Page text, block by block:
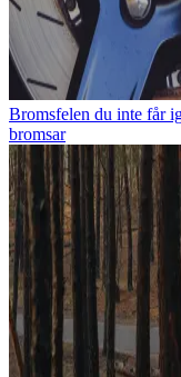
Bromsfelen du inte får
bromsar